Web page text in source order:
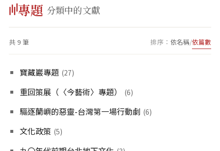
字:
藝術家
創作類型
專題
相關網站
關於
專題 分類中的文獻
共 9 筆 排序： 依名稱/依篇數
寶藏巖專題 (27)
重回策展（〈今藝術〉專題） (6)
驅逐蘭嶼的惡靈-台灣第一場行動劇 (6)
文化政策 (5)